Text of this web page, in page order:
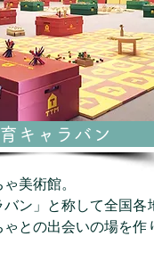
キャラバン
美術館。
バン」と称して全国各
ゃとの出会いの場を作